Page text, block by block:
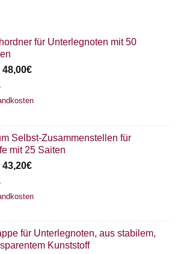
für Unterlegnoten mit 50
48,00€
Selbst-Zusammenstellen für
mit 25 Saiten
43,20€
für Unterlegnoten, aus stabilem,
Kunststoff